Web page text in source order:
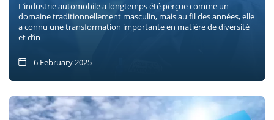
L’industrie automobile a longtemps été perçue comme un
domaine traditionnellement masculin, mais au fil des années, elle
a connu une transformation importante en matière de diversité
et d’in
6 February 2025